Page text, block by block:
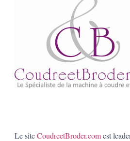
Le siteCoudreetBroder.comest